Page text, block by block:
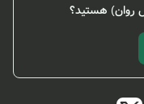
روان) هستید؟